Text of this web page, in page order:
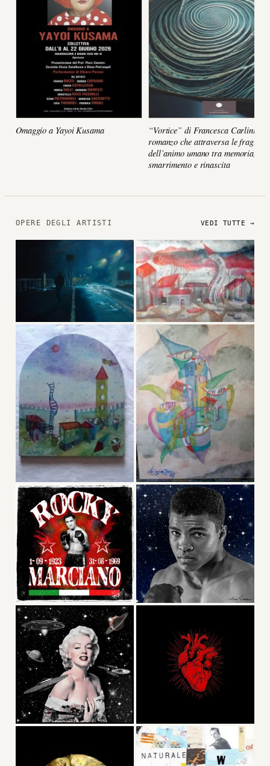
Omaggio a Yayoi Kusama
“Vortice” di Francesca Carlini, un
romanzo che attraversa le fragilità
dell’animo umano tra memoria,
smarrimento e rinascita
OPERE DEGLI ARTISTI VEDI TUTTE →